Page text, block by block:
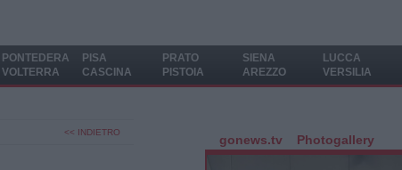
PONTEDERA
VOLTERRA
PISA
CASCINA
PRATO
PISTOIA
SIENA
AREZZO
LUCCA
VERSILIA
<< INDIETRO
gonews.tv Photogallery